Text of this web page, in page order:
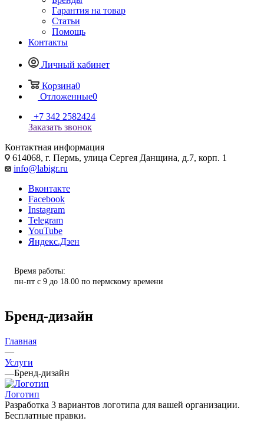
Гарантия на товар
Статьи
Помощь
Контакты
Личный кабинет
Корзина0
Отложенные0
+7 342 2582424
Заказать звонок
Контактная информация
614068, г. Пермь, улица Сергея Данщина, д.7, корп. 1
info@labigr.ru
Вконтакте
Facebook
Instagram
Telegram
YouTube
Яндекс.Дзен
Время работы:
пн-пт с 9 до 18.00 по пермскому времени
Бренд-дизайн
Главная
—
Услуги
—Бренд-дизайн
Логотип
Разработка 3 вариантов логотипа для вашей организации.
Бесплатные правки.